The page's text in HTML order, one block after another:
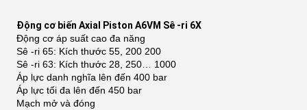
Động cơ biến Axial Piston A6VM Sê -ri 6X
Động cơ áp suất cao đa năng
Sê -ri 65: Kích thước 55, 200 200
Sê -ri 63: Kích thước 28, 250… 1000
Áp lực danh nghĩa lên đến 400 bar
Áp lực tối đa lên đến 450 bar
Mạch mở và đóng